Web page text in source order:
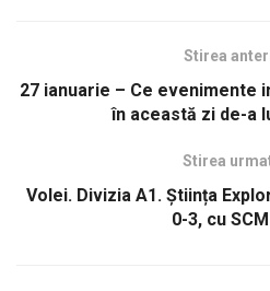
Stirea
27 ianuarie – Ce evenimente
în această zi de-a
Stirea
Volei. Divizia A1. Știința
0-3, cu